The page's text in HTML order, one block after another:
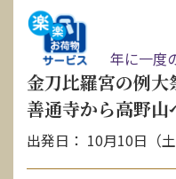
年に一度
金刀比羅宮の例大
善通寺から高野山
出発日： 10月10日（土